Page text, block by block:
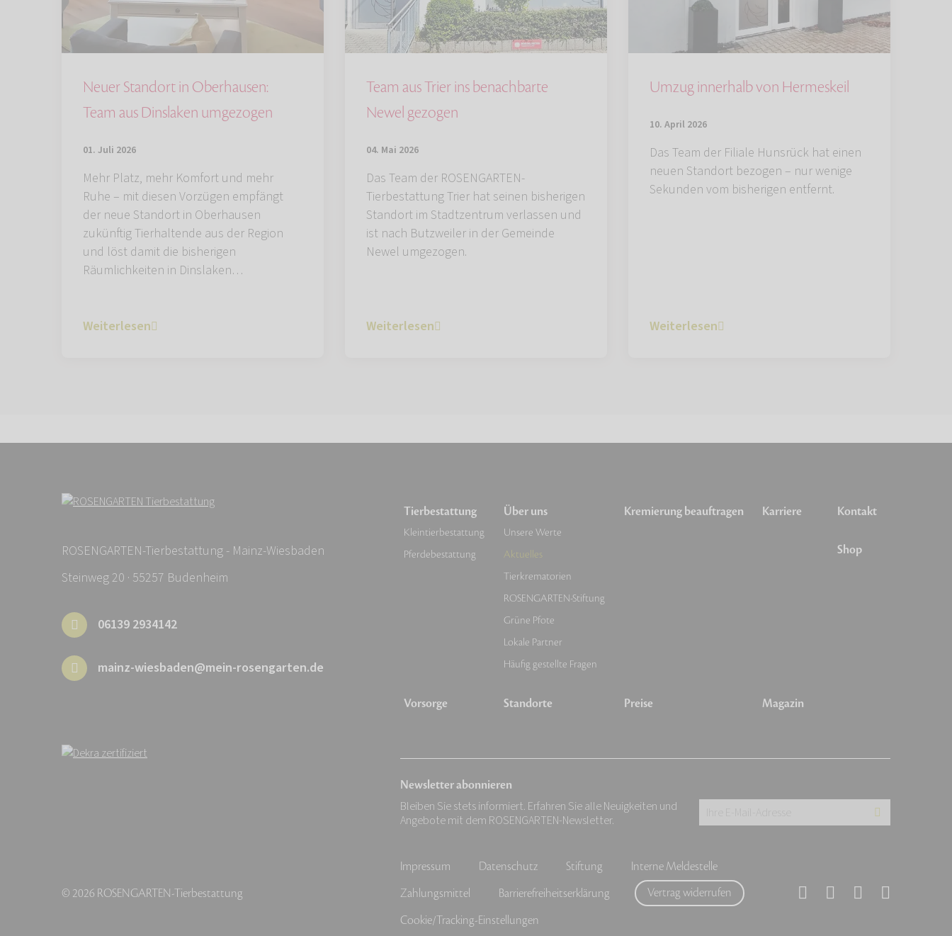
Neuer Standort in Oberhausen:
Team aus Dinslaken umgezogen
01. Juli 2026
Mehr Platz, mehr Komfort und mehr
Ruhe – mit diesen Vorzügen empfängt
der neue Standort in Oberhausen
zukünftig Tierhaltende aus der Region
und löst damit die bisherigen
Räumlichkeiten in Dinslaken…
Weiterlesen
Team aus Trier ins benachbarte
Newel gezogen
04. Mai 2026
Das Team der ROSENGARTEN-
Tierbestattung Trier hat seinen bisherigen
Standort im Stadtzentrum verlassen und
ist nach Butzweiler in der Gemeinde
Newel umgezogen.
Weiterlesen
Umzug innerhalb von Hermeskeil
10. April 2026
Das Team der Filiale Hunsrück hat einen
neuen Standort bezogen – nur wenige
Sekunden vom bisherigen entfernt.
Weiterlesen
ROSENGARTEN-Tierbestattung - Mainz-Wiesbaden
Steinweg 20 · 55257 Budenheim
06139 2934142
mainz-wiesbaden@mein-rosengarten.de
Tierbestattung
Kleintierbestattung
Pferdebestattung
Vorsorge
Über uns
Unsere Werte
Aktuelles
Tierkrematorien
ROSENGARTEN-Stiftung
Grüne Pfote
Lokale Partner
Häufig gestellte Fragen
Standorte
Kremierung beauftragen
Preise
Karriere
Magazin
Kontakt
Shop
Newsletter abonnieren
Bleiben Sie stets informiert. Erfahren Sie alle Neuigkeiten und
Angebote mit dem ROSENGARTEN-Newsletter.
E-
Adresse:
*
Impressum Datenschutz Stiftung
Interne Meldestelle
Zahlungsmittel
Barrierefreiheitserklärung
Vertrag widerrufen
Cookie/Tracking-Einstellungen
© 2026 ROSENGARTEN-Tierbestattung